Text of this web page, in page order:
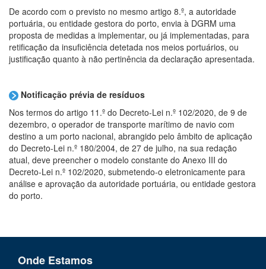
De acordo com o previsto no mesmo artigo 8.º, a autoridade
portuária, ou entidade gestora do porto, envia à DGRM uma
proposta de medidas a implementar, ou já implementadas, para
retificação da insuficiência detetada nos meios portuários, ou
justificação quanto à não pertinência da declaração apresentada.
Notificação prévia de resíduos
Nos termos do artigo 11.º do Decreto-Lei n.º 102/2020, de 9 de
dezembro, o operador de transporte marítimo de navio com
destino a um porto nacional, abrangido pelo âmbito de aplicação
do Decreto-Lei n.º 180/2004, de 27 de julho, na sua redação
atual, deve preencher o modelo constante do Anexo III do
Decreto-Lei n.º 102/2020, submetendo-o eletronicamente para
análise e aprovação da autoridade portuária, ou entidade gestora
do porto.
Onde Estamos